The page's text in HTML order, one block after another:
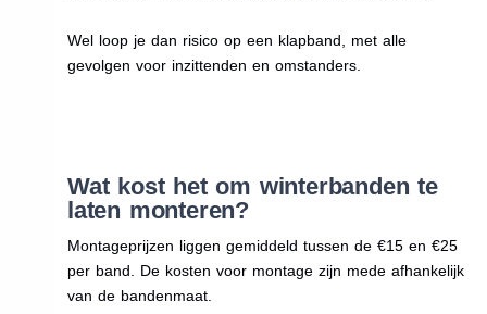
Wel loop je dan risico op een klapband, met alle
gevolgen voor inzittenden en omstanders.
Wat kost het om winterbanden te
laten monteren?
Montageprijzen liggen gemiddeld tussen de €15 en €25
per band. De kosten voor montage zijn mede afhankelijk
van de bandenmaat.